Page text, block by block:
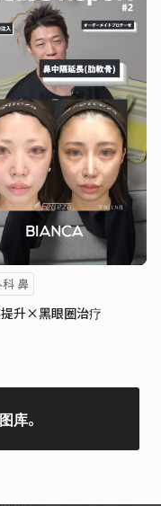
鼻
升×黑眼圈治疗
库。